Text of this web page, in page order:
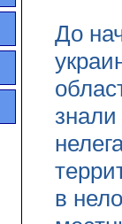
До
в